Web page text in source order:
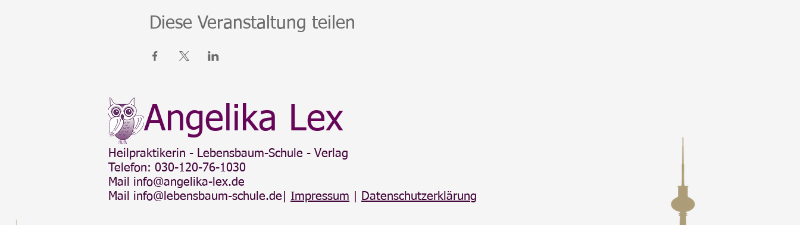
Diese Veranstaltung teilen
Angelika Lex
Heilpraktikerin - Lebensbaum-Schule - Verlag
Telefon: 030-120-76-1030
Mail info@angelika-lex.de
Mail info@lebensbaum-schule.de Impressum Datenschutzerklärung